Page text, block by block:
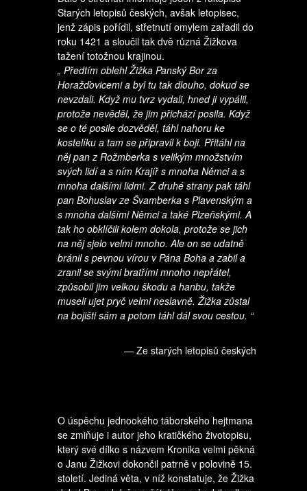
Starých letopisů českých, avšak letopisec,
jenž zápis pořídil, střetnutí omylem zařadil do
roku 1421 a sloučil tak dvě různá Žižkova
tažení totožnou krajinou.
„ Předtím oblehl Žižka Panský Bor za
Horažďovicemi a byl tu tak dlouho, dokud se
nevzdali. Když mu tvrz vydali, hned ji vypálil,
protože nevěděl, že jim přichází posila. Když
se o té posile dozvěděl, táhl nahoru ke
kostelíku a tam se připravil k boji. Přitáhl na
něj pan z Rožmberka s velikým množstvím
svých lidí a s ním Krajíř s mnoha Němci a s
mnoha dalšími lidmi. Z druhé strany pak táhl
pan Bohuslav ze Švamberka s Plavenským a
s mnoha dalšími Němci a také Plzeňskými. A
tak ho obklíčili kolem dokola, protože se jich
na něj sjelo velmi mnoho. Ale on se udatně
bránil s pevnou vírou v Pána Boha a zabil a
zranil se svými bratřími mnoho nepřátel,
způsobil jim velkou škodu a hanbu, takže
museli ujet pryč velmi neslavně. Žižka zůstal
na bojišti sám a potom táhl dál svou cestou. “
— Ze starých letopisů českých
O úspěchu jednookého táborského hejtmana
se zmiňuje i autor jeho kratičkého životopisu,
který své dílko s názvem Kronika velmi pěkná
o Janu Žižkovi dokončil patrně v polovině 15.
století. Jediná věta, v níž konstatuje, že Žižka